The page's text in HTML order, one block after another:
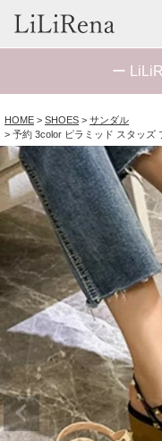
ー
HOME SHOES
サンダル
予約 3color ピラミッド スタッズ